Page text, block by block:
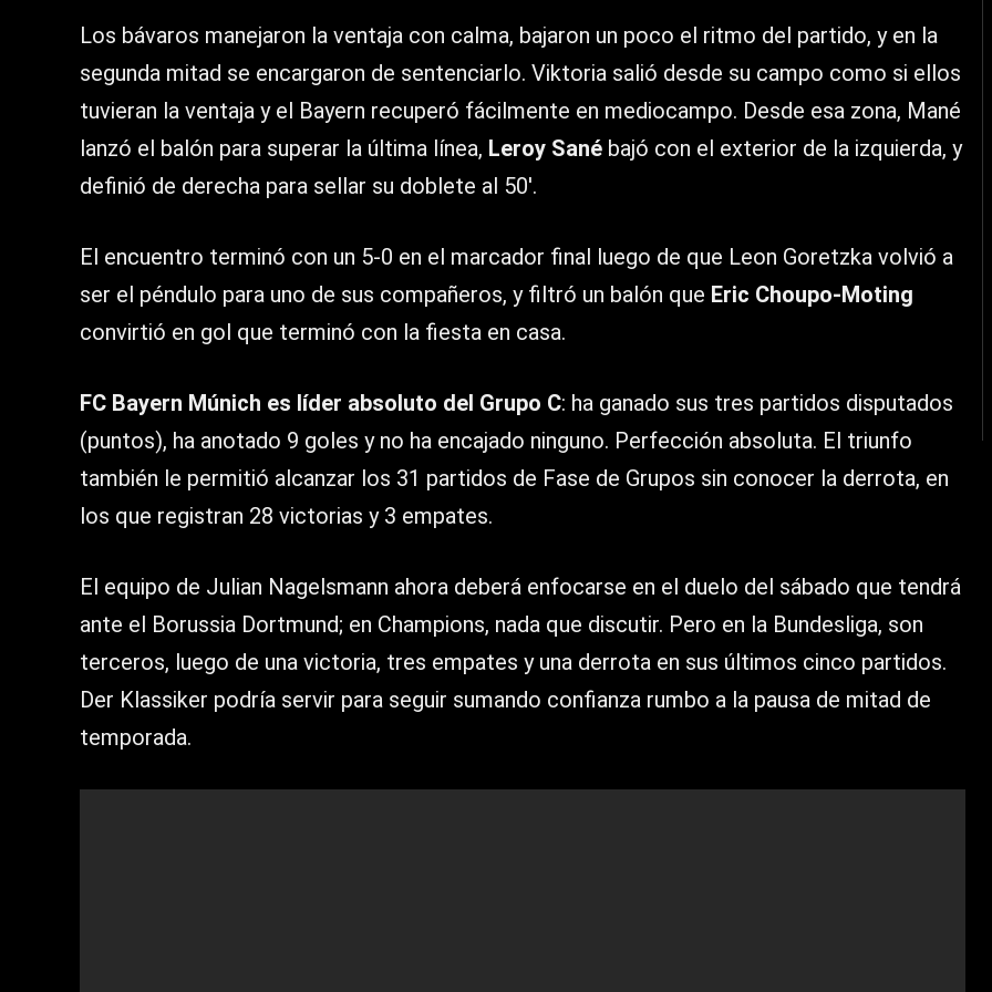
Los bávaros manejaron la ventaja con calma, bajaron un poco el ritmo del partido, y en la
segunda mitad se encargaron de sentenciarlo. Viktoria salió desde su campo como si ellos
tuvieran la ventaja y el Bayern recuperó fácilmente en mediocampo. Desde esa zona, Mané
lanzó el balón para superar la última línea, Leroy Sané bajó con el exterior de la izquierda, y
definió de derecha para sellar su doblete al 50′.
El encuentro terminó con un 5-0 en el marcador final luego de que Leon Goretzka volvió a
ser el péndulo para uno de sus compañeros, y filtró un balón que Eric Choupo-Moting
convirtió en gol que terminó con la fiesta en casa.
FC Bayern Múnich es líder absoluto del Grupo C: ha ganado sus tres partidos disputados
(puntos), ha anotado 9 goles y no ha encajado ninguno. Perfección absoluta. El triunfo
también le permitió alcanzar los 31 partidos de Fase de Grupos sin conocer la derrota, en
los que registran 28 victorias y 3 empates.
El equipo de Julian Nagelsmann ahora deberá enfocarse en el duelo del sábado que tendrá
ante el Borussia Dortmund; en Champions, nada que discutir. Pero en la Bundesliga, son
terceros, luego de una victoria, tres empates y una derrota en sus últimos cinco partidos.
Der Klassiker podría servir para seguir sumando confianza rumbo a la pausa de mitad de
temporada.